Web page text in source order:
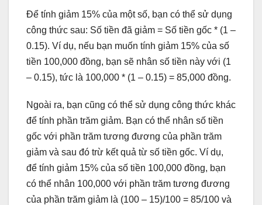
Để tính giảm 15% của một số, bạn có thể sử dụng
công thức sau: Số tiền đã giảm = Số tiền gốc * (1 –
0.15). Ví dụ, nếu bạn muốn tính giảm 15% của số
tiền 100,000 đồng, bạn sẽ nhân số tiền này với (1
– 0.15), tức là 100,000 * (1 – 0.15) = 85,000 đồng.
Ngoài ra, bạn cũng có thể sử dụng công thức khác
để tính phần trăm giảm. Bạn có thể nhân số tiền
gốc với phần trăm tương đương của phần trăm
giảm và sau đó trừ kết quả từ số tiền gốc. Ví dụ,
để tính giảm 15% của số tiền 100,000 đồng, bạn
có thể nhân 100,000 với phần trăm tương đương
của phần trăm giảm là (100 – 15)/100 = 85/100 và